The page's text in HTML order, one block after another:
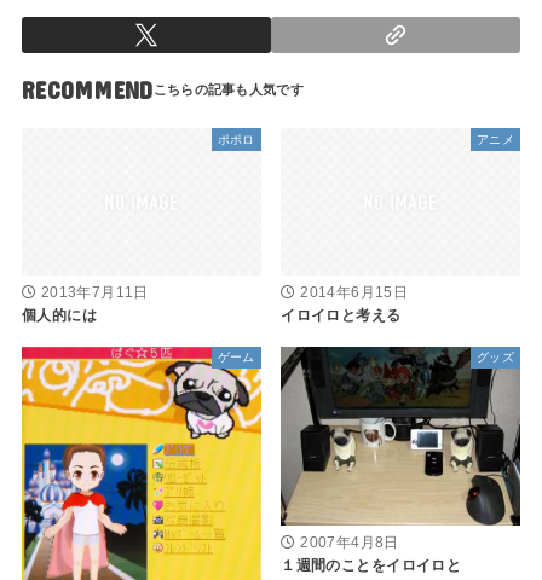
RECOMMEND
ポポロ
2013年7月11日
個人的には
アニメ
2014年6月15日
イロイロと考える
ゲーム グッズ
2007年4月8日
１週間のことをイロイロと